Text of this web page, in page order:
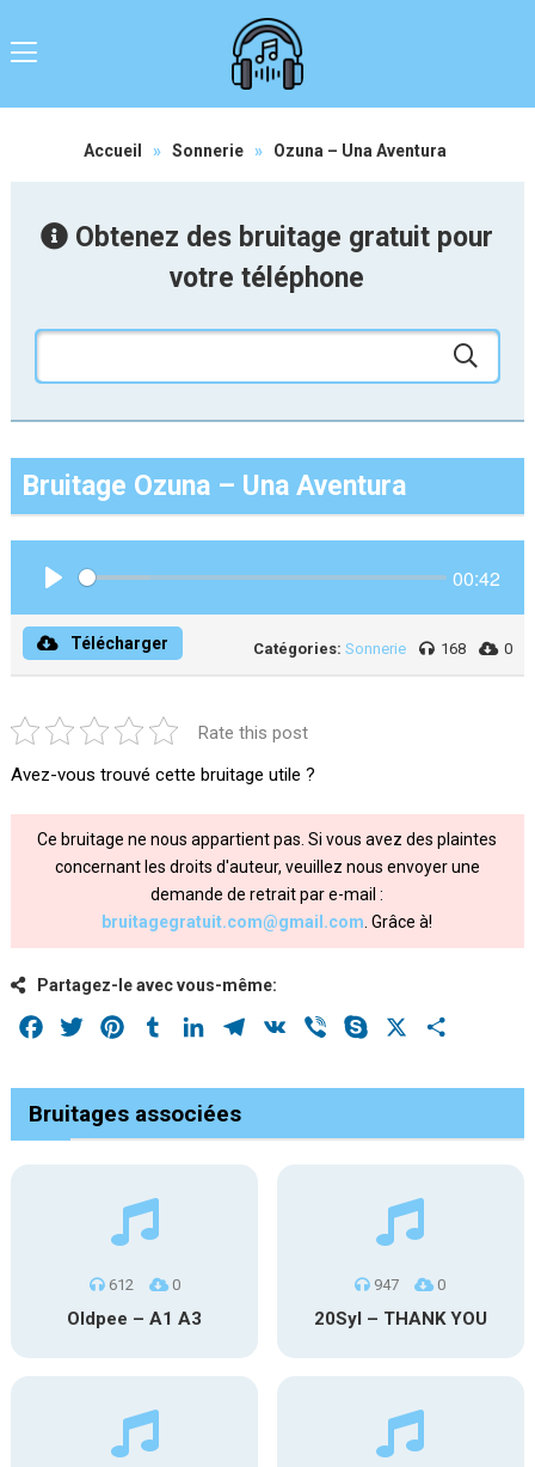
Accueil » Sonnerie » Ozuna – Una Aventura
Obtenez des bruitage gratuit pour
votre téléphone
Bruitage Ozuna – Una Aventura
00:42
Télécharger Catégories: Sonnerie 168 0
Rate this post
Avez-vous trouvé cette bruitage utile ?
Ce bruitage ne nous appartient pas. Si vous avez des plaintes
concernant les droits d'auteur, veuillez nous envoyer une
demande de retrait par e-mail :
bruitagegratuit.com@gmail.com . Grâce à!
Partagez-le avec vous-même:
Facebook
Twitter PinterestTumblrLinkedInTelegram
VK Viber Skype
Bruitages associées
612 0
Oldpee – A1 A3
947 0
20Syl – THANK YOU